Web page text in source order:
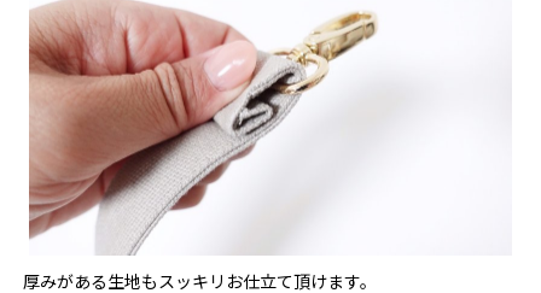
厚みがある生地もスッキリお仕立て頂けます。